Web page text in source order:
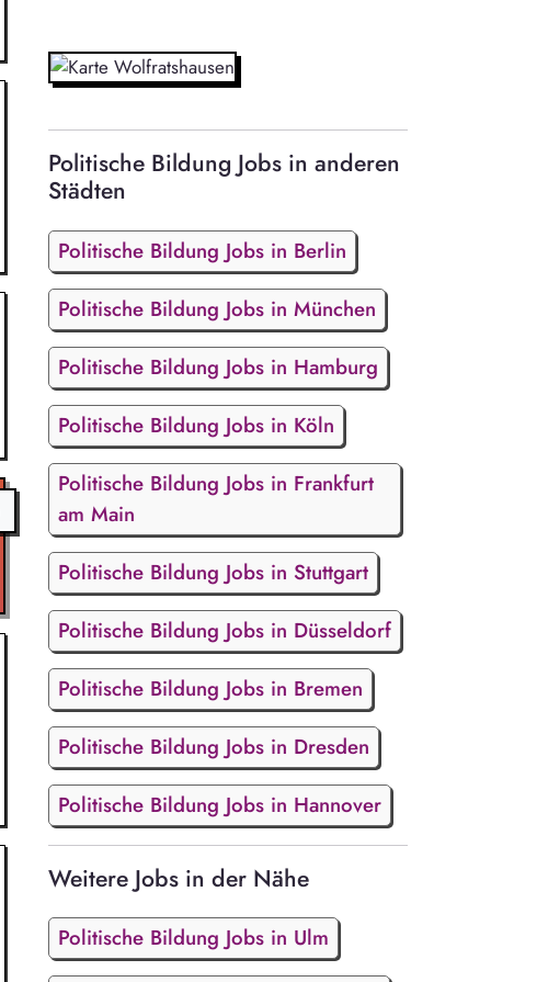
Politische Bildung Jobs in anderen
Städten
Politische Bildung Jobs in Berlin
Politische Bildung Jobs in München
Politische Bildung Jobs in Hamburg
Politische Bildung Jobs in Köln
Politische Bildung Jobs in Frankfurt
am Main
Politische Bildung Jobs in Stuttgart
Politische Bildung Jobs in Düsseldorf
Politische Bildung Jobs in Bremen
Politische Bildung Jobs in Dresden
Politische Bildung Jobs in Hannover
Weitere Jobs in der Nähe
Politische Bildung Jobs in Ulm